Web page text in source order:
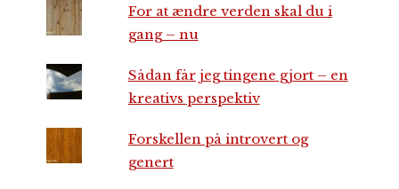
For at ændre verden skal du i
gang – nu
Sådan får jeg tingene gjort – en
kreativs perspektiv
Forskellen på introvert og
genert